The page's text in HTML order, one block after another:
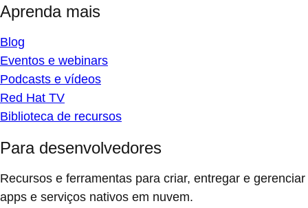
Aprenda mais
Blog
Eventos e webinars
Podcasts e vídeos
Red Hat TV
Biblioteca de recursos
Para desenvolvedores
Recursos e ferramentas para criar, entregar e gerenciar
apps e serviços nativos em nuvem.